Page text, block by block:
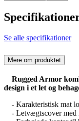
Se alle specifikationer
Mere om produktet
Rugged Armor
design i et let og
- Karakteristisk mat
- Letvægtscover med